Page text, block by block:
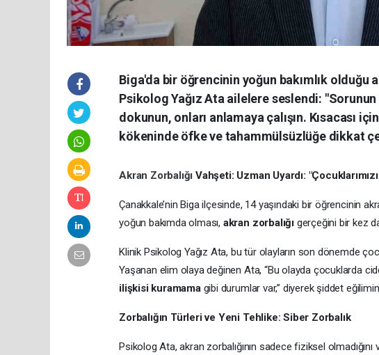
Biga'da bir öğrencinin yoğun bakımlık olduğu
Psikolog Yağız Ata ailelere seslendi:
dokunun, onları anlamaya çalışın. Kısacası
kökeninde öfke ve tahammülsüzlüğe dikkat
Akran ZorbalığıVahşeti: Uzman Uyardı:
Çanakkale’nin Biga ilçesinde, 14 yaşındaki bir öğrencinin
yoğun bakımda olması, akran zorbalığıgerçeğini bir kez
Klinik Psikolog Yağız Ata, bu tür olayların son dönemde
Yaşanan elim olaya değinen Ata, “Bu olayda çocuklarda
ilişkisi kuramamagibi durumlar var,” diyerek şiddet
Zorbalığın Türleri ve Yeni Tehlike: Siber Zorbalık
Psikolog Ata, akran zorbalığının sadece fiziksel olmadığını